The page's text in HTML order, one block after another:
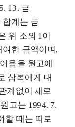
13. 금
합계는 금
위 소외 1이
한 금액이며,
음을 원고에
삼복에게 대
계없이 새로
고는 1994. 7.
할 때는 따로